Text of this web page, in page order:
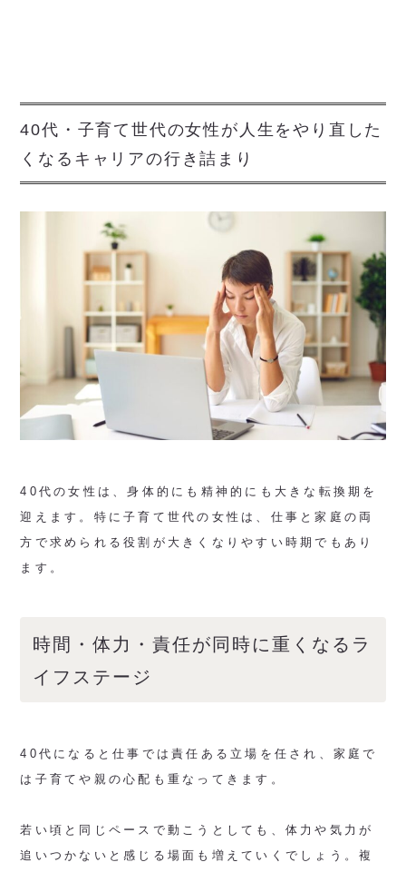
40代・子育て世代の女性が人生をやり直した
くなるキャリアの行き詰まり
40代の女性は、身体的にも精神的にも大きな転換期を
迎えます。特に子育て世代の女性は、仕事と家庭の両
方で求められる役割が大きくなりやすい時期でもあり
ます。
時間・体力・責任が同時に重くなるラ
イフステージ
40代になると仕事では責任ある立場を任され、家庭で
は子育てや親の心配も重なってきます。
若い頃と同じペースで動こうとしても、体力や気力が
追いつかないと感じる場面も増えていくでしょう。複